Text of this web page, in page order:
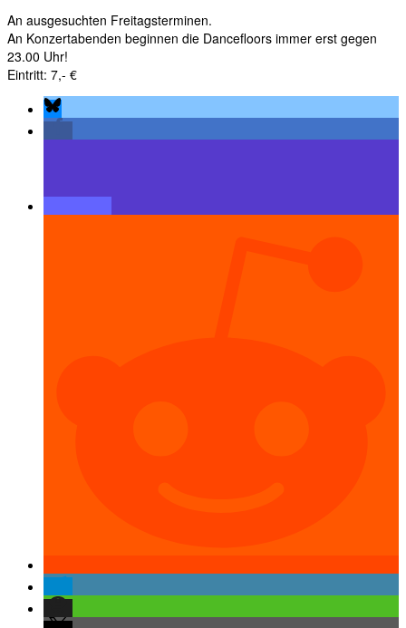
An ausgesuchten Freitagsterminen.
An Konzertabenden beginnen die Dancefloors immer erst gegen
23.00 Uhr!
Eintritt: 7,- €